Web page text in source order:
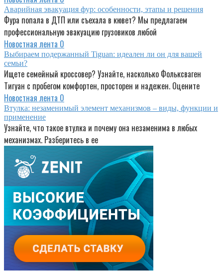
Аварийная эвакуация фур: особенности, этапы и решения
Фура попала в ДТП или съехала в кювет? Мы предлагаем
профессиональную эвакуацию грузовиков любой
Новостная лента 0
Выбираем подержанный Tiguan: идеален ли он для вашей
семьи?
Ищете семейный кроссовер? Узнайте, насколько Фольксваген
Тигуан с пробегом комфортен, просторен и надежен. Оцените
Новостная лента 0
Втулка: незаменимый элемент механизмов – виды, функции и
применение
Узнайте, что такое втулка и почему она незаменима в любых
механизмах. Разберитесь в ее